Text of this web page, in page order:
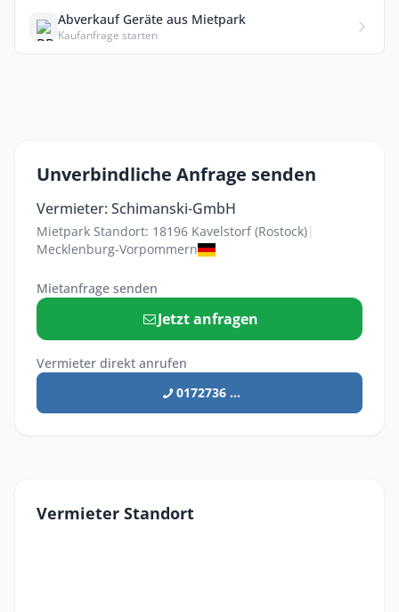
Abverkauf Geräte aus Mietpark
Kaufanfrage starten
Unverbindliche Anfrage senden
Vermieter: Schimanski-GmbH
Mietpark Standort: 18196 Kavelstorf (Rostock)|
Mecklenburg-Vorpommern
Mietanfrage senden
Jetzt anfragen
Vermieter direkt anrufen
0172736 ...
Vermieter Standort